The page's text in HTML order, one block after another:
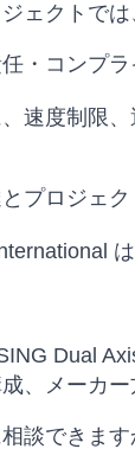
ェクトで
・コンプラ
速度制限
プロジェ
Dual
、メーカー
談できます